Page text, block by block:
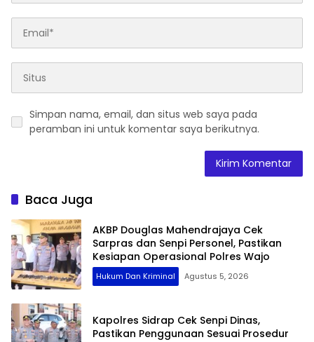
Simpan nama, email, dan situs web saya pada
peramban ini untuk komentar saya berikutnya.
Baca Juga
AKBP Douglas Mahendrajaya Cek
Sarpras dan Senpi Personel, Pastikan
Kesiapan Operasional Polres Wajo
Hukum Dan Kriminal Agustus 5, 2026
Kapolres Sidrap Cek Senpi Dinas,
Pastikan Penggunaan Sesuai Prosedur